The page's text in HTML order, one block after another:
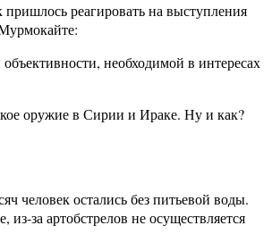
реагировать на выступления
необходимой в интересах
оружие в Сирии и Ираке. Ну и как?
человек остались без питьевой воды.
за артобстрелов не осуществляется